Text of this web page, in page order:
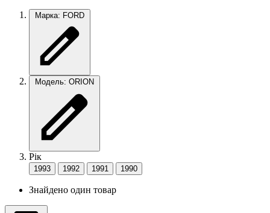
Марка: FORD
Модель: ORION
Рік
1993 1992 1991 1990
Знайдено один товар